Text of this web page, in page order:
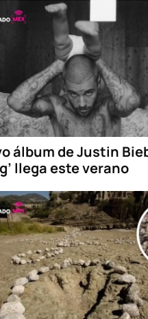
álbum de Justin
llega este verano